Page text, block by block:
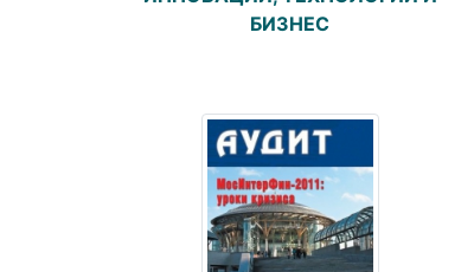
БИЗНЕС